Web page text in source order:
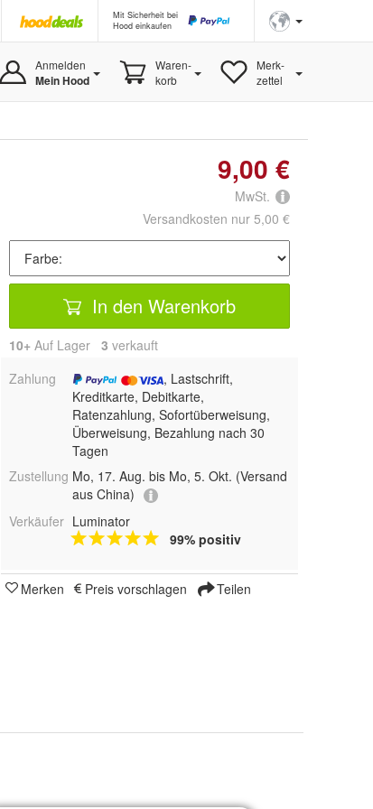
Mit Sicherheit bei
Hood einkaufen
Anmelden
Mein Hood
Waren-
korb
Merk-
zettel
9,00 €
MwSt.
Versandkosten nur 5,00 €
In den Warenkorb
10+ Auf Lager 3 verkauft
Zahlung
, Lastschrift,
Kreditkarte, Debitkarte,
Ratenzahlung, Sofortüberweisung,
Überweisung, Bezahlung nach 30
Tagen
Zustellung Mo, 17. Aug. bis Mo, 5. Okt. (Versand
aus China)
Verkäufer Luminator
99% positiv
Merken Preis vorschlagen Teilen